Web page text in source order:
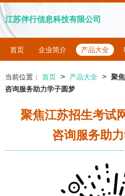
江苏伴行信息科技有限公司
首页 企业简介 产品大全
当前位置： 首页 > 产品大全 > 聚
咨询服务助力学子圆梦
聚焦江苏招生考试
咨询服务助